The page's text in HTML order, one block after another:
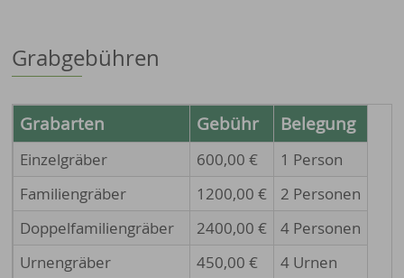
Grabgebühren
Grabarten Gebühr Belegung
Einzelgräber 600,00 €
1 Person
Familiengräber
1200,00 €
2 Personen
Doppelfamiliengräber
2400,00 €
4 Personen
Urnengräber
450,00 €
4 Urnen